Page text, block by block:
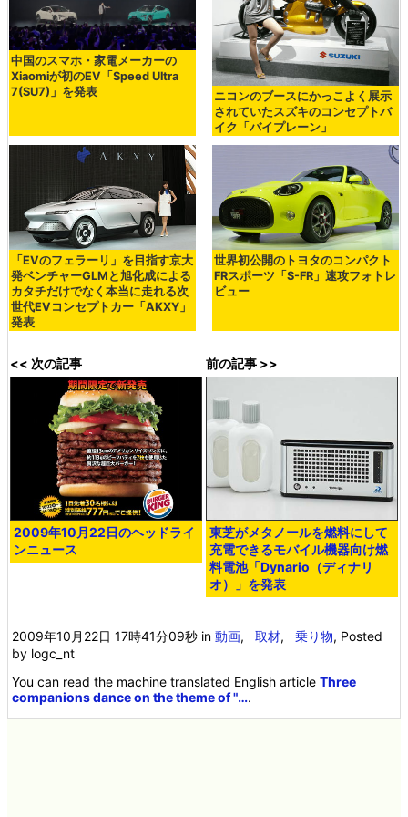
中国のスマホ・家電メーカーの
Xiaomiが初のEV「Speed Ultra
7(SU7)」を発表
ニコンのブースにかっこよく展示
されていたスズキのコンセプトバ
イク「バイプレーン」
「EVのフェラーリ」を目指す京大
発ベンチャーGLMと旭化成による
カタチだけでなく本当に走れる次
世代EVコンセプトカー「AKXY」
発表
世界初公開のトヨタのコンパクト
FRスポーツ「S-FR」速攻フォトレ
ビュー
<< 次の記事
2009年10月22日のヘッドライ
ンニュース
前の記事 >>
東芝がメタノールを燃料にして
充電できるモバイル機器向け燃
料電池「Dynario（ディナリ
オ）」を発表
2009年10月22日 17時41分09秒 in動画,取材,乗り物, Posted
by logc_nt
You can read the machine translated English articleThree
companions dance on the theme of "….